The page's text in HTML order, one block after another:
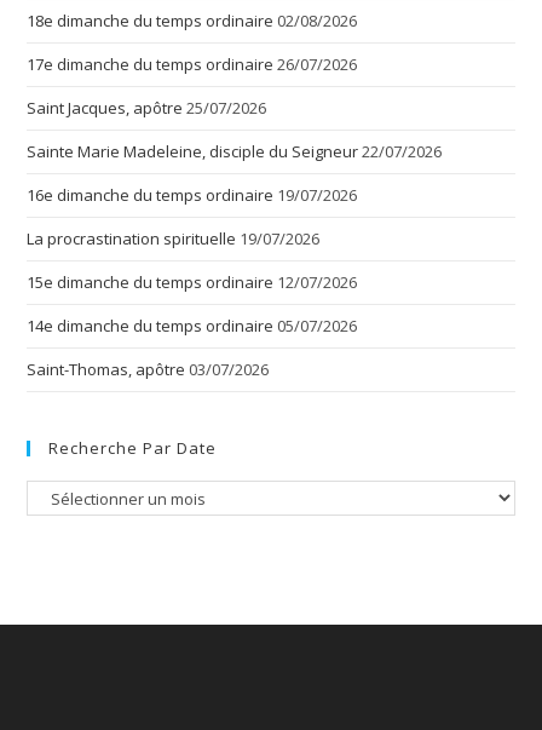
18e dimanche du temps ordinaire 02/08/2026
17e dimanche du temps ordinaire 26/07/2026
Saint Jacques, apôtre 25/07/2026
Sainte Marie Madeleine, disciple du Seigneur22/07/2026
16e dimanche du temps ordinaire 19/07/2026
La procrastination spirituelle 19/07/2026
15e dimanche du temps ordinaire 12/07/2026
14e dimanche du temps ordinaire 05/07/2026
Saint-Thomas, apôtre 03/07/2026
Recherche Par Date
Recherche